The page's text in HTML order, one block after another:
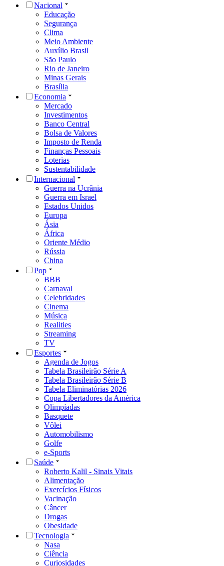
Nacional
Educação
Segurança
Clima
Meio Ambiente
Auxílio Brasil
São Paulo
Rio de Janeiro
Minas Gerais
Brasília
Economia
Mercado
Investimentos
Banco Central
Bolsa de Valores
Imposto de Renda
Finanças Pessoais
Loterias
Sustentabilidade
Internacional
Guerra na Ucrânia
Guerra em Israel
Estados Unidos
Europa
Ásia
África
Oriente Médio
Rússia
China
Pop
BBB
Carnaval
Celebridades
Cinema
Música
Realities
Streaming
TV
Esportes
Agenda de Jogos
Tabela Brasileirão Série A
Tabela Brasileirão Série B
Tabela Eliminatórias 2026
Copa Libertadores da América
Olimpíadas
Basquete
Vôlei
Automobilismo
Golfe
e-Sports
Saúde
Roberto Kalil - Sinais Vitais
Alimentação
Exercícios Físicos
Vacinação
Câncer
Drogas
Obesidade
Tecnologia
Nasa
Ciência
Curiosidades